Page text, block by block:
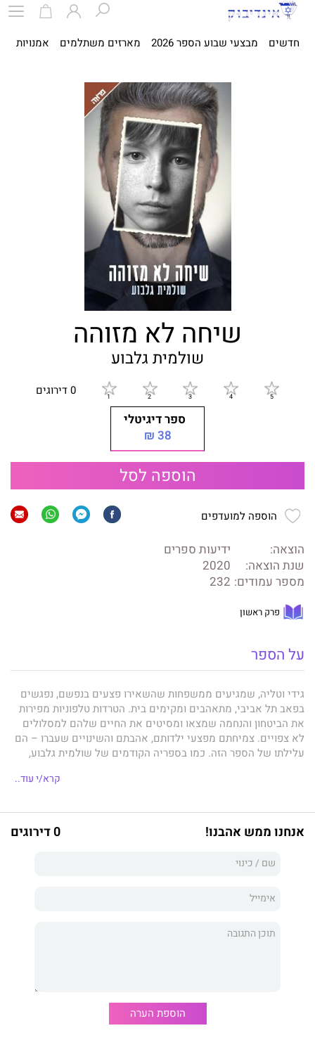
חדשים מבצעי שבוע הספר 2026 מארזים משתלמים אמנויות
שיחה לא מזוהה
שולמית גלבוע
0 דירוגים
ספר דיגיטלי
38 ₪
הוספה לסל
הוספה למועדפים
הוצאה:
ידיעות ספרים
שנת הוצאה:
2020
מספר עמודים: 232
פרק ראשון
על הספר
גידי וטליה, שמגיעים ממשפחות שהשאירו פצעים בנפשם, נפגשים
בפאב תל אביבי, מתאהבים ומקימים בית. הטרדות טלפוניות מפירות
את הביטחון והנחמה שמצאו ומסיטים את החיים שלהם למסלולים
לא צפויים. צמיחתם מפצעי ילדותם, אהבתם והשינויים שעברו – הם
עלילתו של הספר הזה. כמו בספריה הקודמים של שולמית גלבוע,
קרא/י עוד..
אנחנו ממש אהבנו! 0 דירוגים
הוספת הערה